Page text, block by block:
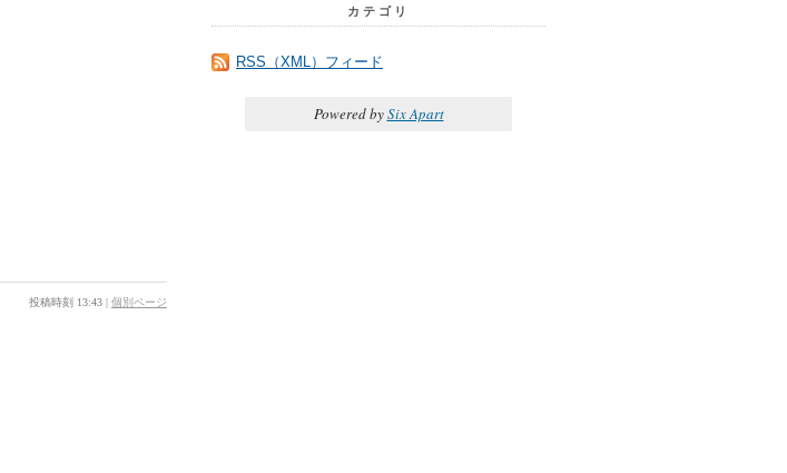
投稿時刻 13:43 | 個別ページ
カテゴリ
RSS（XML）フィード
Powered bySix Apart